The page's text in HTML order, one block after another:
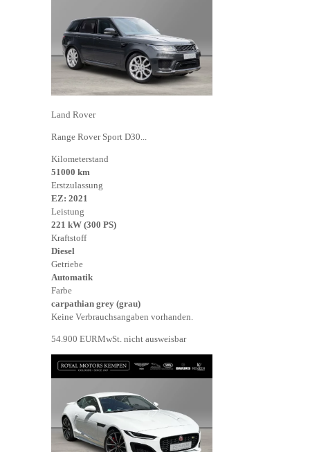
Land Rover
Range Rover Sport D30...
Kilometerstand
51000 km
Erstzulassung
EZ: 2021
Leistung
221 kW (300 PS)
Kraftstoff
Diesel
Getriebe
Automatik
Farbe
carpathian grey (grau)
Keine Verbrauchsangaben vorhanden.
54.900 EURMwSt. nicht ausweisbar